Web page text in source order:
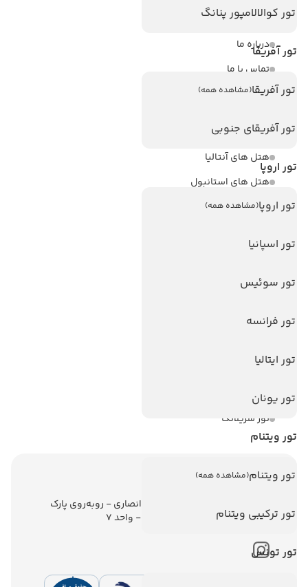
تور کوالالامپور پنانگ
تور آفریقا
تور آفریقا(مشاهده همه)
تور آفریقای جنوبی
تور اروپا
تور اروپا(مشاهده همه)
تور اسپانیا
تور سوئیس
تور فرانسه
تور ایتالیا
تور یونان
تور ویتنام
تور ویتنام(مشاهده همه)
تور ترکیبی ویتنام
تور تونس
ویزا کانادا
درباره ما
تماس با ما
مجله گردشگری
هتل های پر بازدید
هتل های آنتالیا
هتل های استانبول
هتل های تایلند
تور استانبول
تور پوکت
تور بالی
تور سریلانکا
اطلاعات تماس
تهران - ولیعصر - نبش کوچه انصاری - روبه‌روی پارک
ملت - برج ملت - طبقه ششم - واحد 7